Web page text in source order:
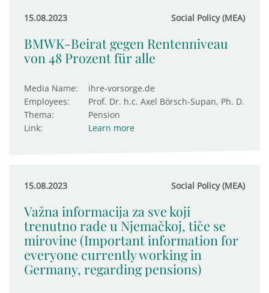
15.08.2023 Social Policy (MEA)
BMWK-Beirat gegen Rentenniveau
von 48 Prozent für alle
Media Name:
ihre-vorsorge.de
Employees:
Prof. Dr. h.c. Axel Börsch-Supan, Ph. D.
Thema:
Pension
Link:
Learn more
15.08.2023 Social Policy (MEA)
Važna informacija za sve koji
trenutno rade u Njemačkoj, tiče se
mirovine (Important information for
everyone currently working in
Germany, regarding pensions)